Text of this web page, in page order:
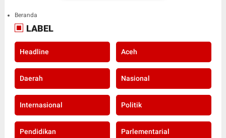
Beranda
LABEL
Headline Aceh
Daerah Nasional
Internasional Politik
Pendidikan Parlementarial